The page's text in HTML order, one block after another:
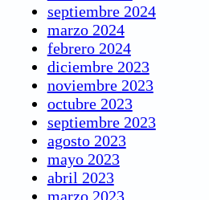
septiembre 2024
marzo 2024
febrero 2024
diciembre 2023
noviembre 2023
octubre 2023
septiembre 2023
agosto 2023
mayo 2023
abril 2023
marzo 2023